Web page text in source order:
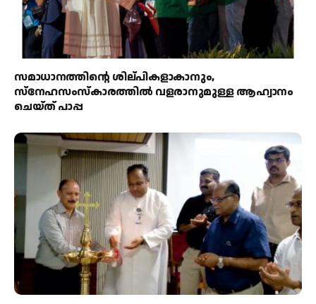
സമാധാനത്തിന്റെ ശില്പികളാകാനും,
സ്നേഹസംസ്കാരത്തിൽ വളരാനുമുള്ള ആഹ്വാനം
ചെയ്ത് പാപ്പ